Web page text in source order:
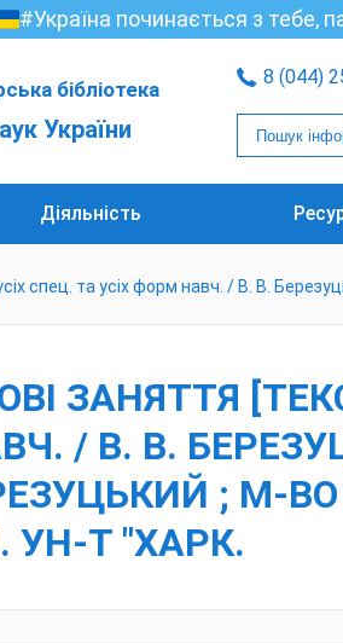
#Україна починається з тебе,
бібліотека
України
8 (044)
Діяльність
спец. та усіх форм навч. / В. В.
ЗАНЯТТЯ
/ В. В.
; М-
УН-Т "ХАРК.